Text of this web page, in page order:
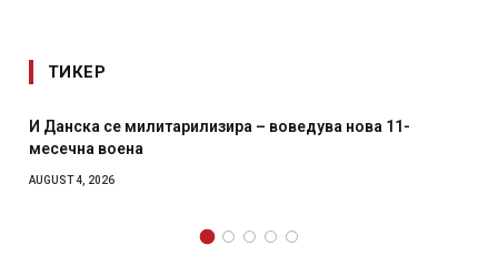
ТИКЕР
– воведува нова 11-
Уште двајца починаа